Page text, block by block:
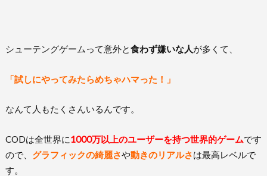
シューテングゲームって意外と食わず嫌いな人が多くて、
「試しにやってみたらめちゃハマった！」
なんて人もたくさんいるんです。
CODは全世界に1000万以上のユーザーを持つ世界的ゲームです
ので、 グラフィックの綺麗さや動きのリアルさは最高レベルで
す。